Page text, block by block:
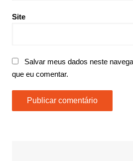
Site
Salvar meus dados neste
que eu comentar.